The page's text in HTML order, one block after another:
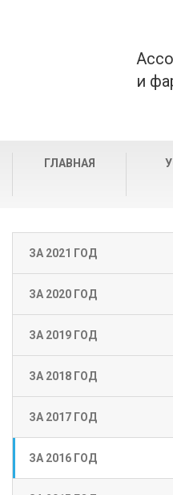
и
ГЛАВНАЯ
ЗА 2021 ГОД
ЗА 2020 ГОД
ЗА 2019 ГОД
ЗА 2018 ГОД
ЗА 2017 ГОД
ЗА 2016 ГОД